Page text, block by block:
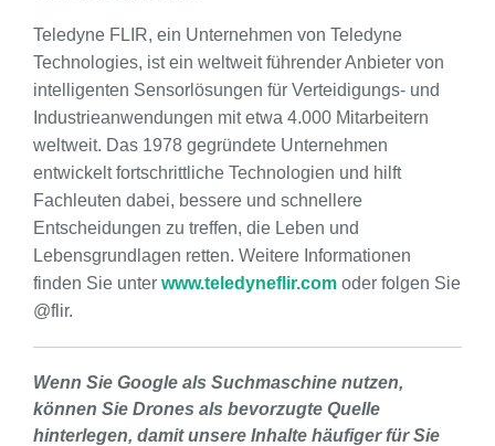
Teledyne FLIR, ein Unternehmen von Teledyne
Technologies, ist ein weltweit führender Anbieter von
intelligenten Sensorlösungen für Verteidigungs- und
Industrieanwendungen mit etwa 4.000 Mitarbeitern
weltweit. Das 1978 gegründete Unternehmen
entwickelt fortschrittliche Technologien und hilft
Fachleuten dabei, bessere und schnellere
Entscheidungen zu treffen, die Leben und
Lebensgrundlagen retten. Weitere Informationen
finden Sie unter www.teledyneflir.com oder folgen Sie
@flir.
Wenn Sie Google als Suchmaschine nutzen,
können Sie Drones als bevorzugte Quelle
hinterlegen, damit unsere Inhalte häufiger für Sie